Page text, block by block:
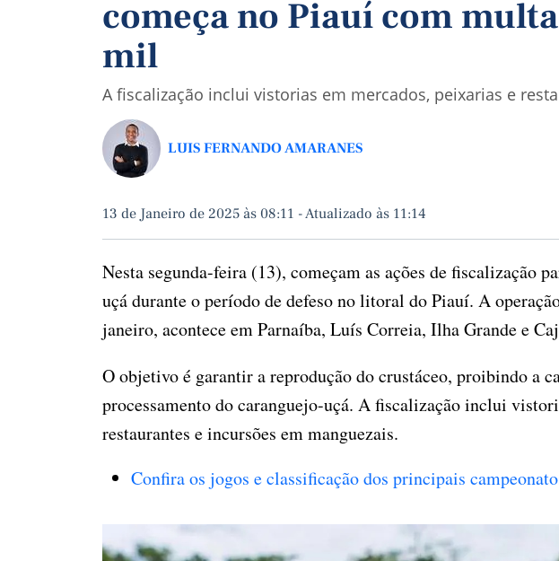
começa no Piauí com
mil
A fiscalização inclui vistorias em mercados, peixarias e
LUIS FERNANDO AMARANES
13 de Janeiro de 2025 às 08:11 -Atualizado às 11:14
Nesta segunda-feira (13), começam as ações de fiscalização
uçá durante o período de defeso no litoral do Piauí. A
janeiro, acontece em Parnaíba, Luís Correia, Ilha Grande e
O objetivo é garantir a reprodução do crustáceo, proibindo a
processamento do caranguejo-uçá. A fiscalização inclui
restaurantes e incursões em manguezais.
Confira os jogos e classificação dos principais